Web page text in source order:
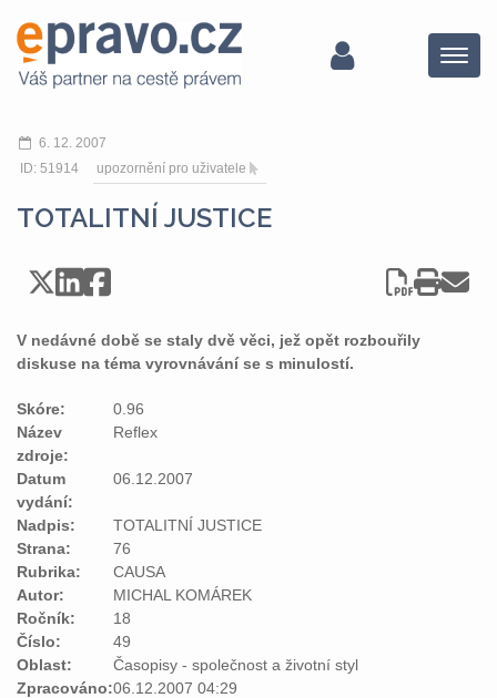
Menu
6. 12. 2007
ID: 51914
upozornění pro uživatele
TOTALITNÍ JUSTICE
V nedávné době se staly dvě věci, jež opět rozbouřily
diskuse na téma vyrovnávání se s minulostí.
Skóre:
0.96
Název
zdroje:
Reflex
Datum
vydání:
06.12.2007
Nadpis:
TOTALITNÍ JUSTICE
Strana:
76
Rubrika:
CAUSA
Autor:
MICHAL KOMÁREK
Ročník:
18
Číslo:
49
Oblast:
Časopisy - společnost a životní styl
Zpracováno:06.12.2007 04:29